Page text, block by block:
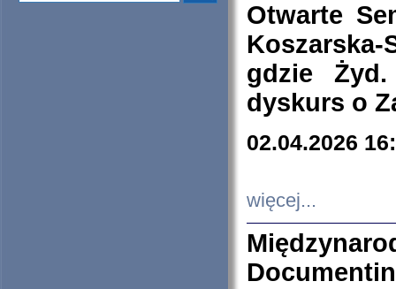
Otwarte
Koszarska-
gdzie
dyskurs o
02.04.2026
więcej...